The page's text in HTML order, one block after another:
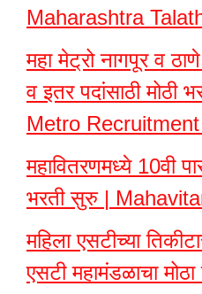
Maharashtra
महा मेट्रो नागपूर व
व इतर पदांसाठी मोठी
Metro
महावितरणमध्ये 10वी
भरती सुरु |
महिला एसटीच्या
एसटी महामंडळाचा मोठा